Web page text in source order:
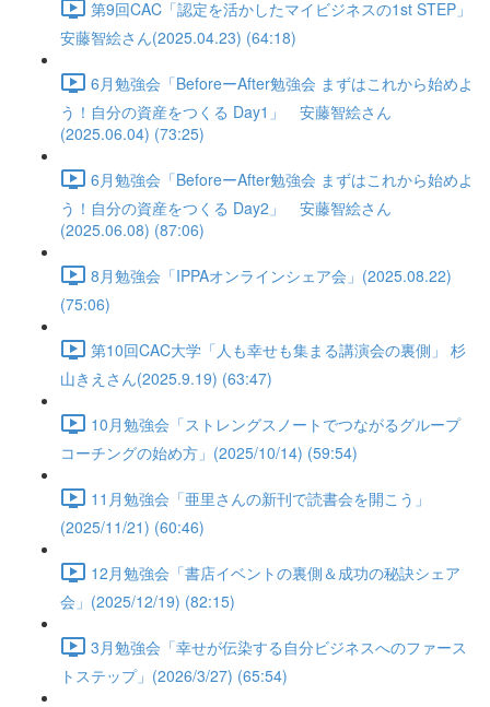
第9回CAC「認定を活かしたマイビジネスの1st STEP」
安藤智絵さん(2025.04.23) (64:18)
6月勉強会「BeforeーAfter勉強会 まずはこれから始めよ
う！自分の資産をつくる Day1」 安藤智絵さん
(2025.06.04) (73:25)
6月勉強会「BeforeーAfter勉強会 まずはこれから始めよ
う！自分の資産をつくる Day2」 安藤智絵さん
(2025.06.08) (87:06)
8月勉強会「IPPAオンラインシェア会」(2025.08.22)
(75:06)
第10回CAC大学「人も幸せも集まる講演会の裏側」 杉
山きえさん(2025.9.19) (63:47)
10月勉強会「ストレングスノートでつながるグループ
コーチングの始め方」(2025/10/14) (59:54)
11月勉強会「亜里さんの新刊で読書会を開こう」
(2025/11/21) (60:46)
12月勉強会「書店イベントの裏側＆成功の秘訣シェア
会」(2025/12/19) (82:15)
3月勉強会「幸せが伝染する自分ビジネスへのファース
トステップ」(2026/3/27) (65:54)